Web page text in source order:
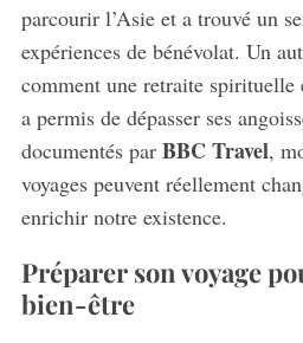
parcourir l’Asie et a trouvé un
expériences de bénévolat. Un
comment une retraite
a permis de dépasser ses
documentés par BBC Travel,
voyages peuvent réellement
enrichir notre existence.
Préparer son voyage
bien-être